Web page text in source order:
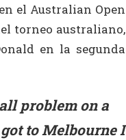
el Australian Open
torneo australiano,
en la segunda
problem on a
to Melbourne I